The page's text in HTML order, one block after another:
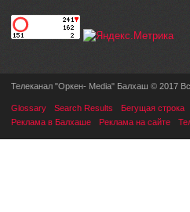
Телеканал "Оркен- Media" Балхаш © 2017
Glossary Search Results Бегущая строка
Реклама в Балхаше
Реклама на сайте